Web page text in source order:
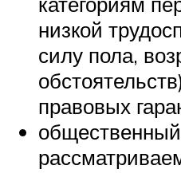
низкой
силу пола,
правовых
общественный